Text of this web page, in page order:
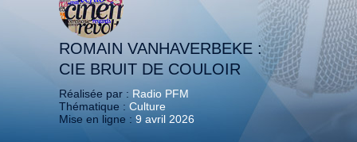
ROMAIN VANHAVERBEKE :
CIE BRUIT DE COULOIR
Réalisée par : Radio PFM
Thématique : Culture
Mise en ligne : 9 avril 2026